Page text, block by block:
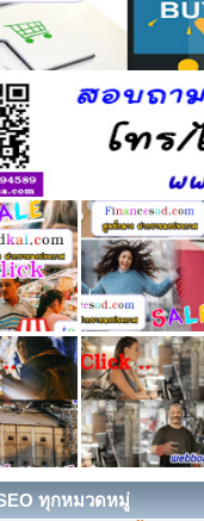
ทุกหมวดหมู่